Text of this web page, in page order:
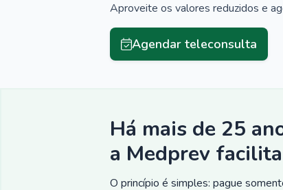
Aproveite os valores reduzidos e
Agendar teleconsulta
Há mais de 25
a Medprev
O princípio é simples: pague